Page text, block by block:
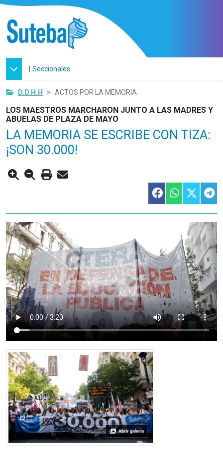
| Seccionales
D.D.H.H ACTOS POR LA MEMORIA
LOS MAESTROS MARCHARON JUNTO A LAS MADRES Y
ABUELAS DE PLAZA DE MAYO
LA MEMORIA SE ESCRIBE CON TIZA:
¡SON 30.000!